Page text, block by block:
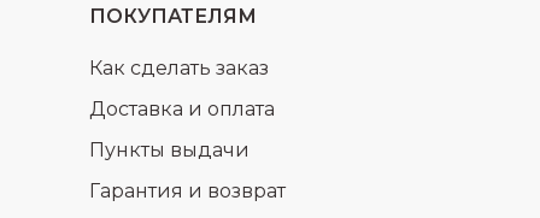
ПОКУПАТЕЛЯМ
Доставка и оплата
Гарантия и возврат
Пункты выдачи
Как сделать заказ